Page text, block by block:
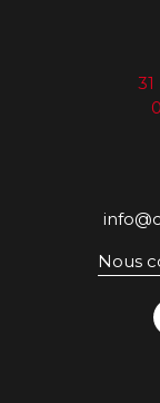
Nous